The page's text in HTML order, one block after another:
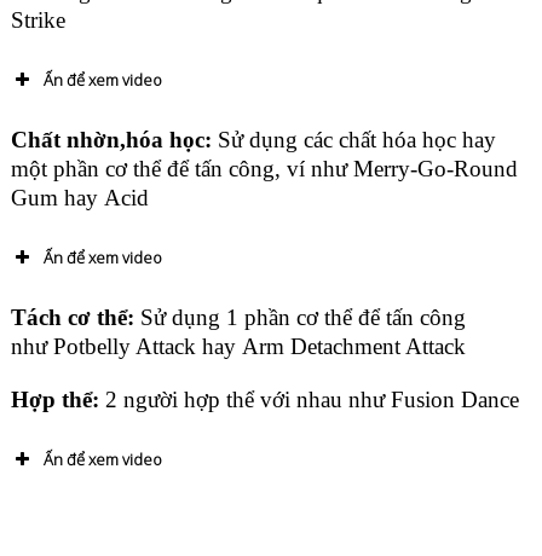
Strike
Ấn để xem video
Chất nhờn,hóa học: Sử dụng các chất hóa học hay
một phần cơ thể để tấn công, ví như Merry-Go-Round
Gum hay Acid
Ấn để xem video
Tách cơ thể: Sử dụng 1 phần cơ thể để tấn công
như Potbelly Attack hay Arm Detachment Attack
Hợp thể: 2 người hợp thể với nhau như Fusion Dance
Ấn để xem video